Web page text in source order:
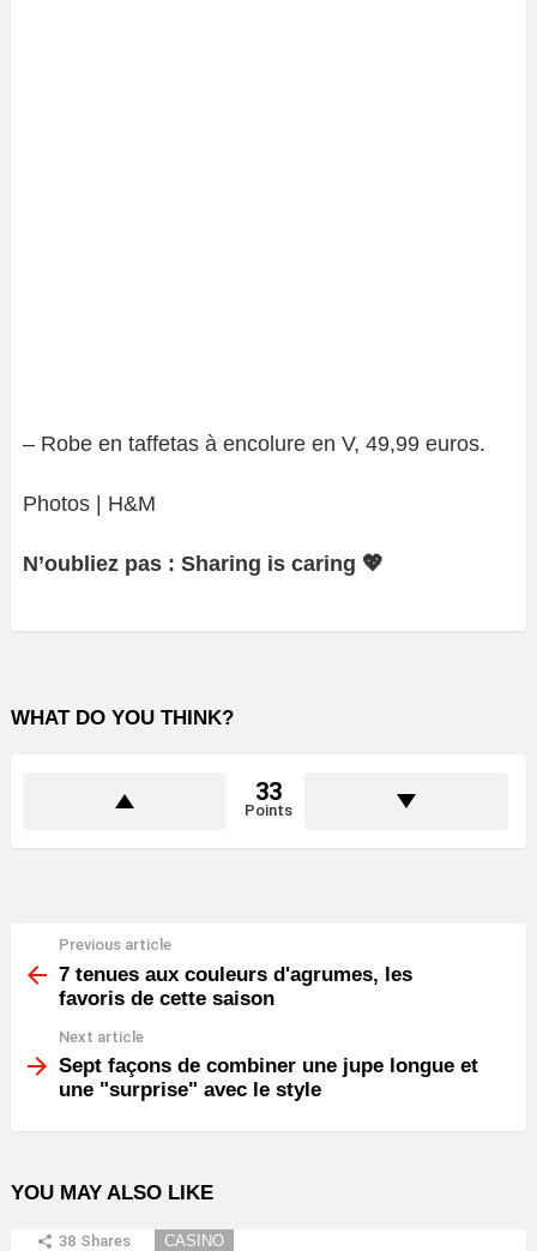
– Robe en taffetas à encolure en V, 49,99 euros.
Photos | H&M
N’oubliez pas : Sharing is caring 💖
WHAT DO YOU THINK?
33
Points
more
Previous article
7 tenues aux couleurs d'agrumes, les
favoris de cette saison
Next article
Sept façons de combiner une jupe longue et
une "surprise" avec le style
YOU MAY ALSO LIKE
38 Shares CASINO